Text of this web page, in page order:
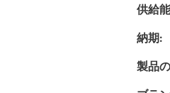
供給
納期:
製品